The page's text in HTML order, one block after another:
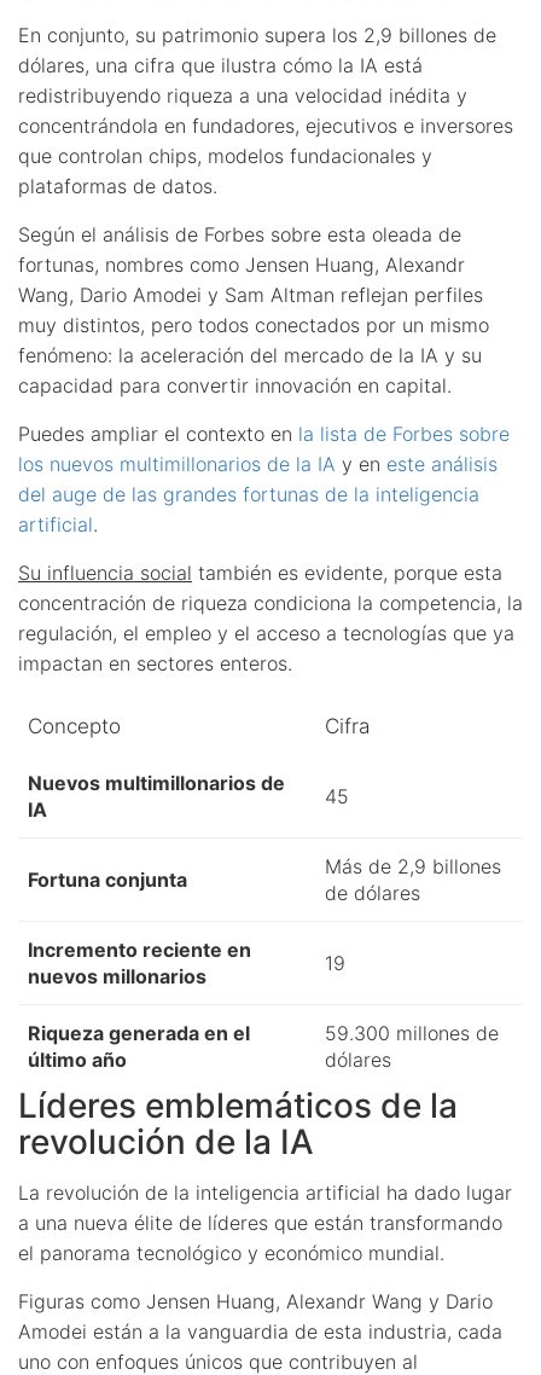
En conjunto, su patrimonio supera los 2,9 billones de
dólares, una cifra que ilustra cómo la IA está
redistribuyendo riqueza a una velocidad inédita y
concentrándola en fundadores, ejecutivos e inversores
que controlan chips, modelos fundacionales y
plataformas de datos.
Según el análisis de Forbes sobre esta oleada de
fortunas, nombres como Jensen Huang, Alexandr
Wang, Dario Amodei y Sam Altman reflejan perfiles
muy distintos, pero todos conectados por un mismo
fenómeno: la aceleración del mercado de la IA y su
capacidad para convertir innovación en capital.
Puedes ampliar el contexto en la lista de Forbes sobre
los nuevos multimillonarios de la IA y en este análisis
del auge de las grandes fortunas de la inteligencia
artificial.
Su influencia social también es evidente, porque esta
concentración de riqueza condiciona la competencia, la
regulación, el empleo y el acceso a tecnologías que ya
impactan en sectores enteros.
Concepto Cifra
Nuevos multimillonarios de
IA
45
Fortuna conjunta
Más de 2,9 billones
de dólares
Incremento reciente en
nuevos millonarios
19
Riqueza generada en el
último año
59.300 millones de
dólares
Líderes emblemáticos de la
revolución de la IA
La revolución de la inteligencia artificial ha dado lugar
a una nueva élite de líderes que están transformando
el panorama tecnológico y económico mundial.
Figuras como Jensen Huang, Alexandr Wang y Dario
Amodei están a la vanguardia de esta industria, cada
uno con enfoques únicos que contribuyen al